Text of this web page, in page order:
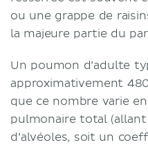
ou une grappe de
la majeure partie du
Un poumon d’adulte
approximativement
que ce nombre varie
pulmonaire total
d’alvéoles, soit un